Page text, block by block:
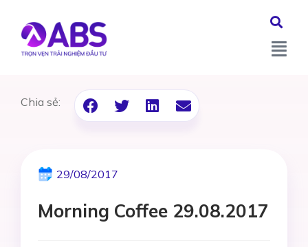
Chia sẻ:
29/08/2017
Morning Coffee 29.08.2017